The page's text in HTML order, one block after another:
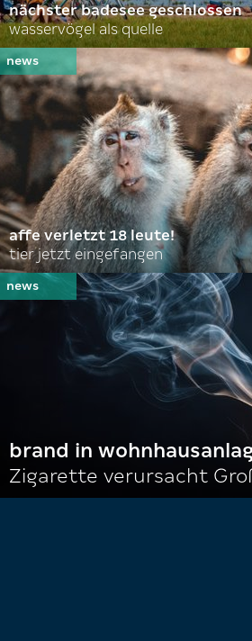
nächster badesee geschlossen
wasservögel als quelle
affe verletzt 18 leute!
tier jetzt eingefangen
brand in
Zigarette verursacht